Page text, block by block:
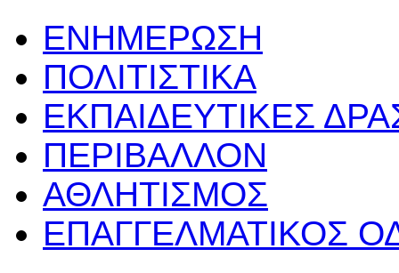
ΕΝΗΜΕΡΩΣΗ
ΠΟΛΙΤΙΣΤΙΚΑ
ΕΚΠΑΙΔΕΥΤΙΚΕΣ
ΠΕΡΙΒΑΛΛΟΝ
ΑΘΛΗΤΙΣΜΟΣ
ΕΠΑΓΓΕΛΜΑΤΙΚΟΣ